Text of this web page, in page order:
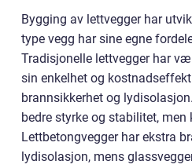
Bygging av lettvegger har
type vegg har sine egne
Tradisjonelle lettvegger har
sin enkelhet og
brannsikkerhet og
bedre styrke og stabilitet,
Lettbetongvegger har ekstra
lydisolasjon, mens